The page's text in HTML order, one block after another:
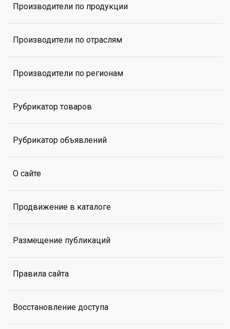
Производители по продукции
Производители по отраслям
Производители по регионам
Рубрикатор товаров
Рубрикатор объявлений
О сайте
Продвижение в каталоге
Размещение публикаций
Правила сайта
Восстановление доступа